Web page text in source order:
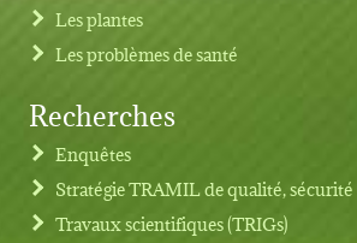
Footer menu
Les plantes
Les problèmes de santé
Recherches
Enquêtes
Stratégie TRAMIL de qualité,
Travaux scientifiques (TRIGs)